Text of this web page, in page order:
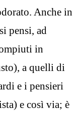
Anche in
pensi, ad
in
a quelli di
e i pensieri
e così via; è